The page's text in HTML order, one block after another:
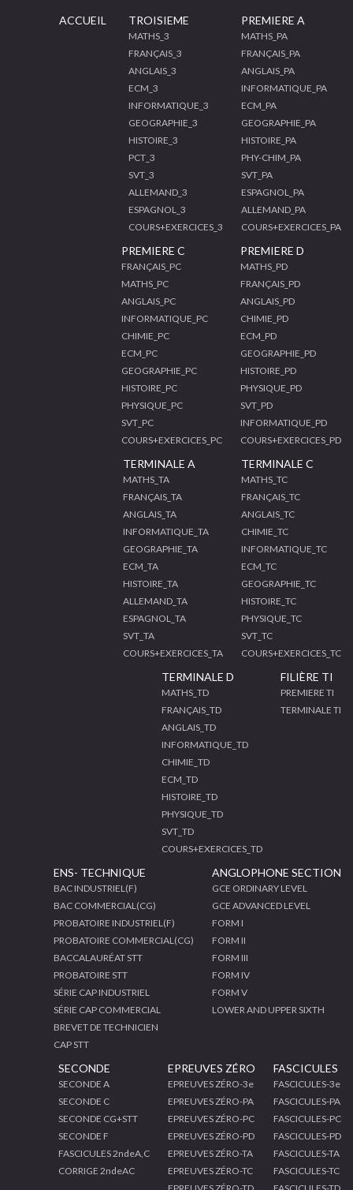
ACCUEIL TROISIEME
MATHS_3
FRANÇAIS_3
ANGLAIS_3
ECM_3
INFORMATIQUE_3
GEOGRAPHIE_3
HISTOIRE_3
PCT_3
SVT_3
ALLEMAND_3
ESPAGNOL_3
COURS+EXERCICES_3
PREMIERE A
MATHS_PA
FRANÇAIS_PA
ANGLAIS_PA
INFORMATIQUE_PA
ECM_PA
GEOGRAPHIE_PA
HISTOIRE_PA
PHY-CHIM_PA
SVT_PA
ESPAGNOL_PA
ALLEMAND_PA
COURS+EXERCICES_PA
PREMIERE C
FRANÇAIS_PC
MATHS_PC
ANGLAIS_PC
INFORMATIQUE_PC
CHIMIE_PC
ECM_PC
GEOGRAPHIE_PC
HISTOIRE_PC
PHYSIQUE_PC
SVT_PC
COURS+EXERCICES_PC
PREMIERE D
MATHS_PD
FRANÇAIS_PD
ANGLAIS_PD
CHIMIE_PD
ECM_PD
GEOGRAPHIE_PD
HISTOIRE_PD
PHYSIQUE_PD
SVT_PD
INFORMATIQUE_PD
COURS+EXERCICES_PD
TERMINALE A
MATHS_TA
FRANÇAIS_TA
ANGLAIS_TA
INFORMATIQUE_TA
GEOGRAPHIE_TA
ECM_TA
HISTOIRE_TA
ALLEMAND_TA
ESPAGNOL_TA
SVT_TA
COURS+EXERCICES_TA
TERMINALE C
MATHS_TC
FRANÇAIS_TC
ANGLAIS_TC
CHIMIE_TC
INFORMATIQUE_TC
ECM_TC
GEOGRAPHIE_TC
HISTOIRE_TC
PHYSIQUE_TC
SVT_TC
COURS+EXERCICES_TC
TERMINALE D
MATHS_TD
FRANÇAIS_TD
ANGLAIS_TD
INFORMATIQUE_TD
CHIMIE_TD
ECM_TD
HISTOIRE_TD
PHYSIQUE_TD
SVT_TD
COURS+EXERCICES_TD
FILIÈRE TI
PREMIERE TI
TERMINALE TI
ENS- TECHNIQUE
BAC INDUSTRIEL(F)
BAC COMMERCIAL(CG)
PROBATOIRE INDUSTRIEL(F)
PROBATOIRE COMMERCIAL(CG)
BACCALAURÉAT STT
PROBATOIRE STT
SÉRIE CAP INDUSTRIEL
SÉRIE CAP COMMERCIAL
BREVET DE TECHNICIEN
CAP STT
ANGLOPHONE SECTION
GCE ORDINARY LEVEL
GCE ADVANCED LEVEL
FORM I
FORM II
FORM III
FORM IV
FORM V
LOWER AND UPPER SIXTH
SECONDE
SECONDE A
SECONDE C
SECONDE CG+STT
SECONDE F
FASCICULES 2ndeA,C
CORRIGE 2ndeAC
EPREUVES ZÉRO
EPREUVES ZÉRO-3e
EPREUVES ZÉRO-PA
EPREUVES ZÉRO-PC
EPREUVES ZÉRO-PD
EPREUVES ZÉRO-TA
EPREUVES ZÉRO-TC
FASCICULES
FASCICULES-3e
FASCICULES-PA
FASCICULES-PC
FASCICULES-PD
FASCICULES-TA
FASCICULES-TC